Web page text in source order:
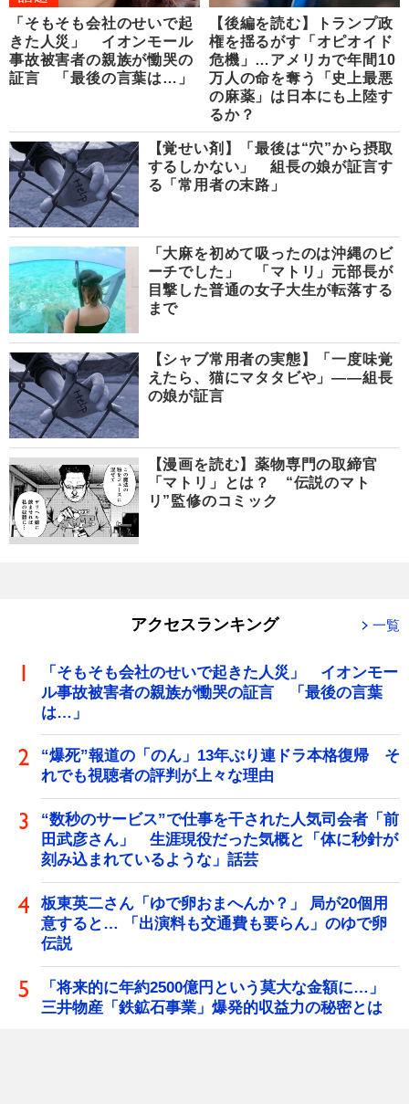
「そもそも会社のせいで起
きた人災」 イオンモール
事故被害者の親族が慟哭の
証言 「最後の言葉は…」
【後編を読む】トランプ政
権を揺るがす「オピオイド
危機」…アメリカで年間10
万人の命を奪う「史上最悪
の麻薬」は日本にも上陸す
るか？
【覚せい剤】「最後は“穴”から摂取
するしかない」 組長の娘が証言す
る「常用者の末路」
「大麻を初めて吸ったのは沖縄のビ
ーチでした」 「マトリ」元部長が
目撃した普通の女子大生が転落する
まで
【シャブ常用者の実態】「一度味覚
えたら、猫にマタタビや」――組長
の娘が証言
【漫画を読む】薬物専門の取締官
「マトリ」とは？ “伝説のマト
リ”監修のコミック
アクセスランキング 一覧
「そもそも会社のせいで起きた人災」 イオンモー
ル事故被害者の親族が慟哭の証言 「最後の言葉
は…」
“爆死”報道の「のん」13年ぶり連ドラ本格復帰 そ
れでも視聴者の評判が上々な理由
“数秒のサービス”で仕事を干された人気司会者「前
田武彦さん」 生涯現役だった気概と「体に秒針が
刻み込まれているような」話芸
板東英二さん「ゆで卵おまへんか？」 局が20個用
意すると… 「出演料も交通費も要らん」のゆで卵
伝説
「将来的に年約2500億円という莫大な金額に…」
三井物産「鉄鉱石事業」爆発的収益力の秘密とは